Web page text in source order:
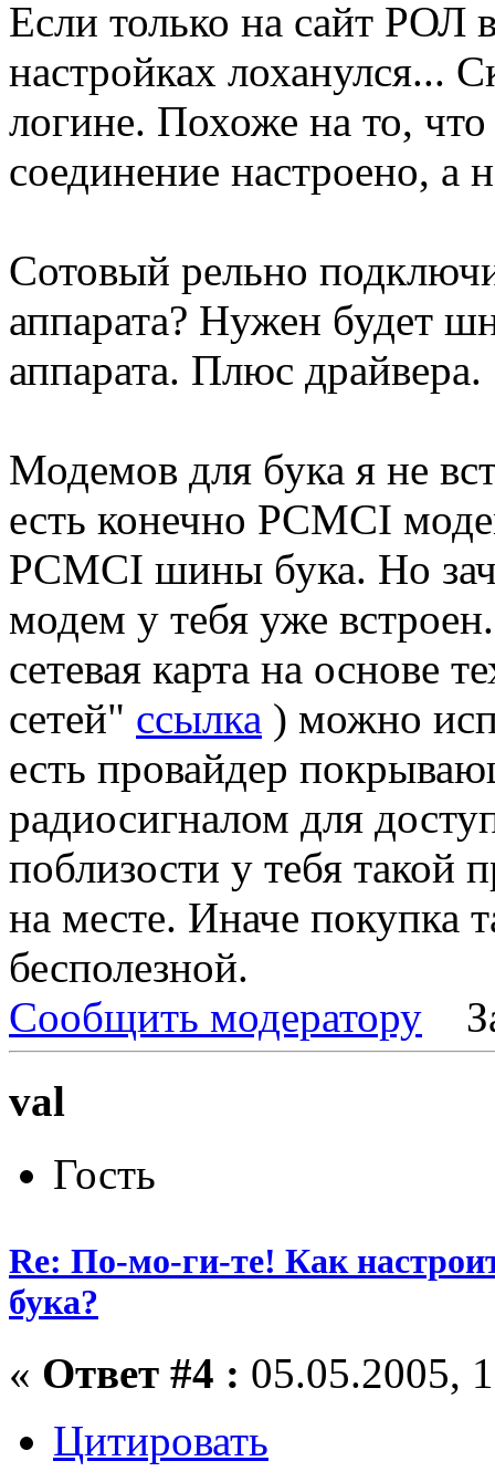
Если только на сайт РОЛ
настройках лоханулся...
логине. Похоже на то, что
соединение настроено, а
Сотовый рельно
аппарата? Нужен будет
аппарата. Плюс драйвера.
Модемов для бука я не
есть конечно PCMCI
PCMCI шины бука. Но
модем у тебя уже
сетевая карта на основе
сетей" ссылка ) можно
есть провайдер
радиосигналом для
поблизости у тебя такой
на месте. Иначе покупка
бесполезной.
Сообщить модератору
val
Гость
Re: По-мо-ги-те! Как
бука?
« Ответ #4 : 05.05.2005,
Цитировать